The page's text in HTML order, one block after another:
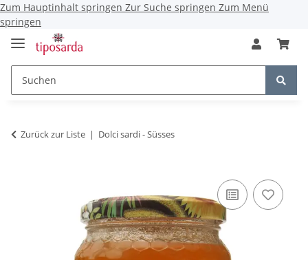
Zum Hauptinhalt springen Zur Suche springen Zum Menü
springen
Zurück zur Liste Dolci sardi - Süsses